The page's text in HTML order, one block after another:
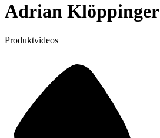
Adrian Klöppinger
Produktvideos